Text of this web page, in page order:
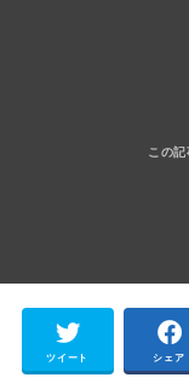
ツイート シェア